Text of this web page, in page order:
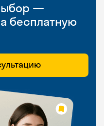
—
бесплатную